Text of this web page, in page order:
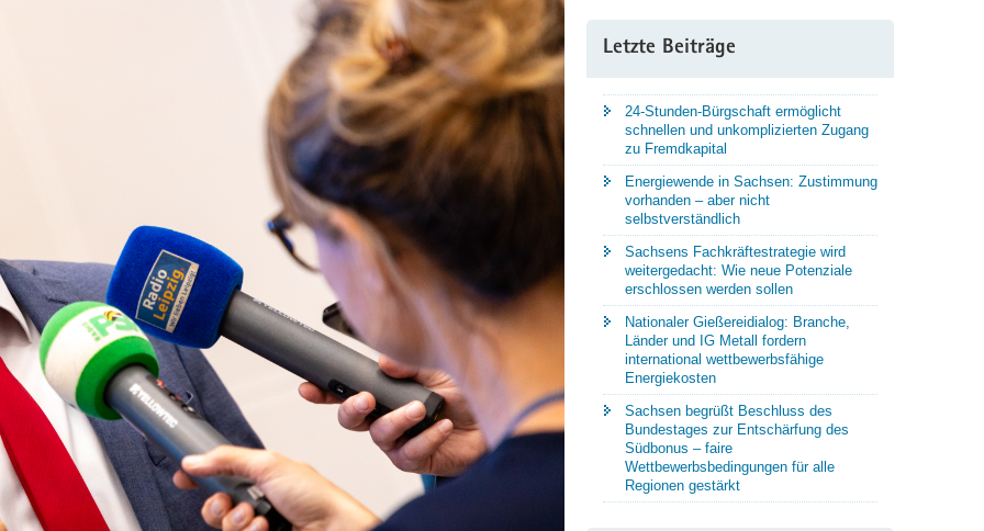
Letzte Beiträge
24-Stunden-Bürgschaft ermöglicht
schnellen und unkomplizierten Zugang
zu Fremdkapital
Energiewende in Sachsen: Zustimmung
vorhanden – aber nicht
selbstverständlich
Sachsens Fachkräftestrategie wird
weitergedacht: Wie neue Potenziale
erschlossen werden sollen
Nationaler Gießereidialog: Branche,
Länder und IG Metall fordern
international wettbewerbsfähige
Energiekosten
Sachsen begrüßt Beschluss des
Bundestages zur Entschärfung des
Südbonus – faire
Wettbewerbsbedingungen für alle
Regionen gestärkt